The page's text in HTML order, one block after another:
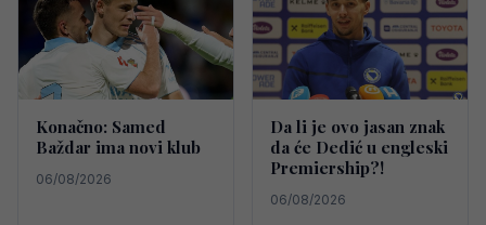
Konačno: Samed
Baždar ima novi klub
06/08/2026
Da li je ovo jasan znak
da će Dedić u engleski
Premiership?!
06/08/2026